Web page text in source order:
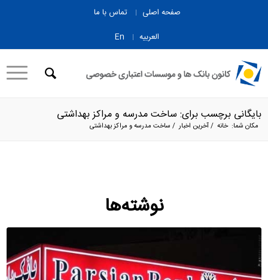
صفحه اصلی
تماس با ما
العربیه
En
بایگانی برچسب برای: ساخت مدرسه و مراکز بهداشتی
مکان شما: خانه /آخرین اخبار / ساخت مدرسه و مراکز بهداشتی
نوشته‌ها